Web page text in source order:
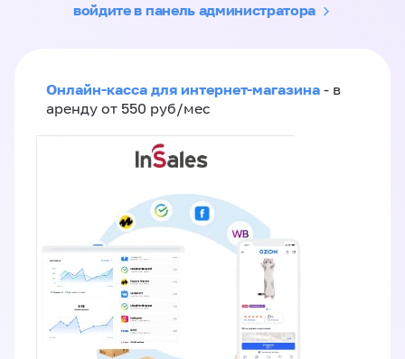
войдите в панель администратора
Онлайн-касса для интернет-магазина - в
аренду от 550 руб/мес